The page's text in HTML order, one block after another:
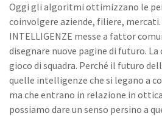
Oggi gli algoritmi ottimizzano le
coinvolgere aziende, filiere, mercati.
INTELLIGENZE messe a fattor
disegnare nuove pagine di futuro. La
gioco di squadra. Perché il futuro
quelle intelligenze che si legano a
ma che entrano in relazione in
possiamo dare un senso persino a